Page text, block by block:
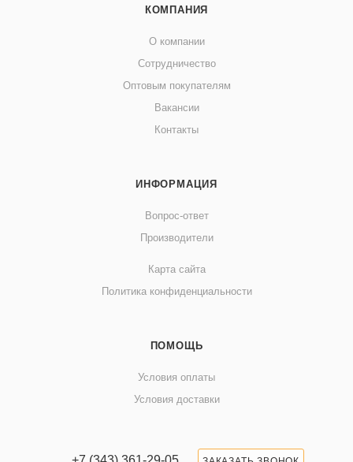
КОМПАНИЯ
О компании
Сотрудничество
Оптовым покупателям
Вакансии
Контакты
ИНФОРМАЦИЯ
Вопрос-ответ
Производители
Карта сайта
Политика конфиденциальности
ПОМОЩЬ
Условия оплаты
Условия доставки